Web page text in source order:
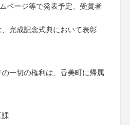
ページ等で発表予定、受賞者
完成記念式典において表彰
一切の権利は、香美町に帰属
課